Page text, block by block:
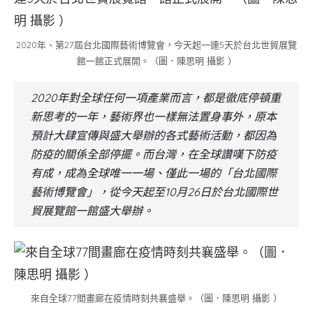
2020年、第27屆台北國際藝術博覽會，今天起一連5天於台北世貿展覽
館一館正式展開。（圖．陳思明 攝影 ）
2020年對全球任何一項產業而言，都是徹底停頓重
新思考的一年，藝術界也一樣無法置身事外，原本
預計大肆宣傳與盛大舉辦的各式藝術活動，都因為
防疫的關係全部停擺。而台灣，在全球讚嘆下防疫
有成，成為全球唯一一場、僅此一場的「台北國際
藝術博覽會」，從今天起至10月26日於台北國際世
貿展覽館一館盛大舉辦。
來自全球77間畫廊在疫情時刻共襄盛舉。（圖．陳思明 攝影 ）